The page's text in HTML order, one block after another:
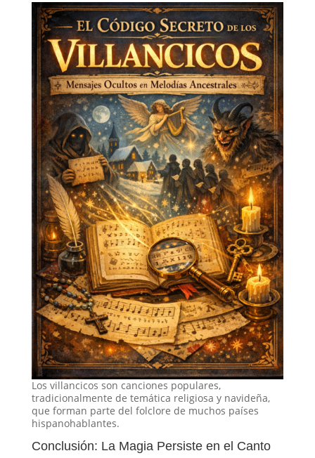
Los villancicos son canciones populares,
tradicionalmente de temática religiosa y navideña,
que forman parte del folclore de muchos países
hispanohablantes.
Conclusión: La Magia Persiste en el Canto